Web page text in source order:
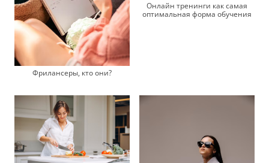
Фрилансеры, кто они?
Онлайн тренинги как самая
оптимальная форма обучения